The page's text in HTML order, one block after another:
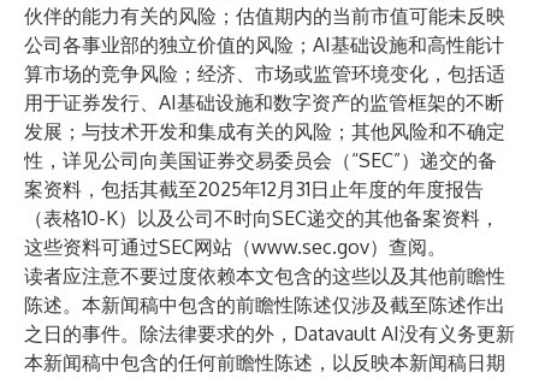
伙伴的能力有关的风险；估值期内的当前市值可能未反映
公司各事业部的独立价值的风险；AI基础设施和高性能计
算市场的竞争风险；经济、市场或监管环境变化，包括适
用于证券发行、AI基础设施和数字资产的监管框架的不断
发展；与技术开发和集成有关的风险；其他风险和不确定
性，详见公司向美国证券交易委员会（“SEC”）递交的备
案资料，包括其截至2025年12月31日止年度的年度报告
（表格10-K）以及公司不时向SEC递交的其他备案资料，
这些资料可通过SEC网站（www.sec.gov）查阅。
读者应注意不要过度依赖本文包含的这些以及其他前瞻性
陈述。本新闻稿中包含的前瞻性陈述仅涉及截至陈述作出
之日的事件。除法律要求的外，Datavault AI没有义务更新
本新闻稿中包含的任何前瞻性陈述，以反映本新闻稿日期